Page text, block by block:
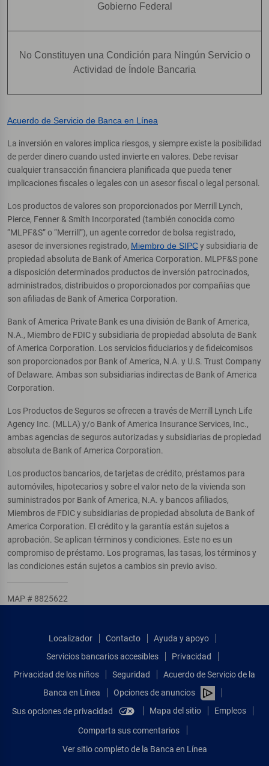
Gobierno Federal
No Constituyen una Condición para Ningún Servicio o
Actividad de Índole Bancaria
Acuerdo de Servicio de Banca en Línea
La inversión en valores implica riesgos, y siempre existe la posibilidad
de perder dinero cuando usted invierte en valores. Debe revisar
cualquier transacción financiera planificada que pueda tener
implicaciones fiscales o legales con un asesor fiscal o legal personal.
Los productos de valores son proporcionados por Merrill Lynch,
Pierce, Fenner & Smith Incorporated (también conocida como
“MLPF&S” o “Merrill”), un agente corredor de bolsa registrado,
asesor de inversiones registrado, Miembro de SIPCy subsidiaria de
propiedad absoluta de Bank of America Corporation. MLPF&S pone
a disposición determinados productos de inversión patrocinados,
administrados, distribuidos o proporcionados por compañías que
son afiliadas de Bank of America Corporation.
Bank of America Private Bank es una división de Bank of America,
N.A., Miembro de FDIC y subsidiaria de propiedad absoluta de Bank
of America Corporation. Los servicios fiduciarios y de fideicomisos
son proporcionados por Bank of America, N.A. y U.S. Trust Company
of Delaware. Ambas son subsidiarias indirectas de Bank of America
Corporation.
Los Productos de Seguros se ofrecen a través de Merrill Lynch Life
Agency Inc. (MLLA) y/o Bank of America Insurance Services, Inc.,
ambas agencias de seguros autorizadas y subsidiarias de propiedad
absoluta de Bank of America Corporation.
Los productos bancarios, de tarjetas de crédito, préstamos para
automóviles, hipotecarios y sobre el valor neto de la vivienda son
suministrados por Bank of America, N.A. y bancos afiliados,
Miembros de FDIC y subsidiarias de propiedad absoluta de Bank of
America Corporation. El crédito y la garantía están sujetos a
aprobación. Se aplican términos y condiciones. Este no es un
compromiso de préstamo. Los programas, las tasas, los términos y
las condiciones están sujetos a cambios sin previo aviso.
MAP # 8825622
Localizador Contacto
Ayuda y apoyo
Servicios bancarios accesibles
Privacidad
Privacidad de los niños
Seguridad
Acuerdo de Servicio de la
Banca en Línea
Opciones de anuncios
Sus opciones de privacidad
Mapa del sitio Empleos
Comparta sus comentarios
Ver sitio completo de la Banca en Línea